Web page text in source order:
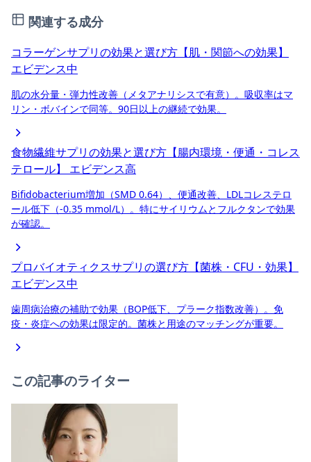
関連する成分
コラーゲンサプリの効果と選び方【肌・関節への効果】
エビデンス中
肌の水分量・弾力性改善（メタアナリシスで有意）。吸収率はマ
リン・ボバインで同等。90日以上の継続で効果。
食物繊維サプリの効果と選び方【腸内環境・便通・コレス
テロール】
エビデンス高
Bifidobacterium増加（SMD 0.64）、便通改善、LDLコレステロ
ール低下（-0.35 mmol/L）。特にサイリウムとフルクタンで効果
が確認。
プロバイオティクスサプリの選び方【菌株・CFU・効果】
エビデンス中
歯周病治療の補助で効果（BOP低下、プラーク指数改善）。免
疫・炎症への効果は限定的。菌株と用途のマッチングが重要。
この記事のライター